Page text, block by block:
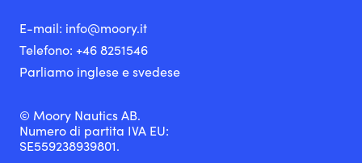
E-mail: info@moory.it
Telefono: +46 8251546
Parliamo inglese e svedese
© Moory Nautics AB.
Numero di partita IVA EU:
SE559238939801.